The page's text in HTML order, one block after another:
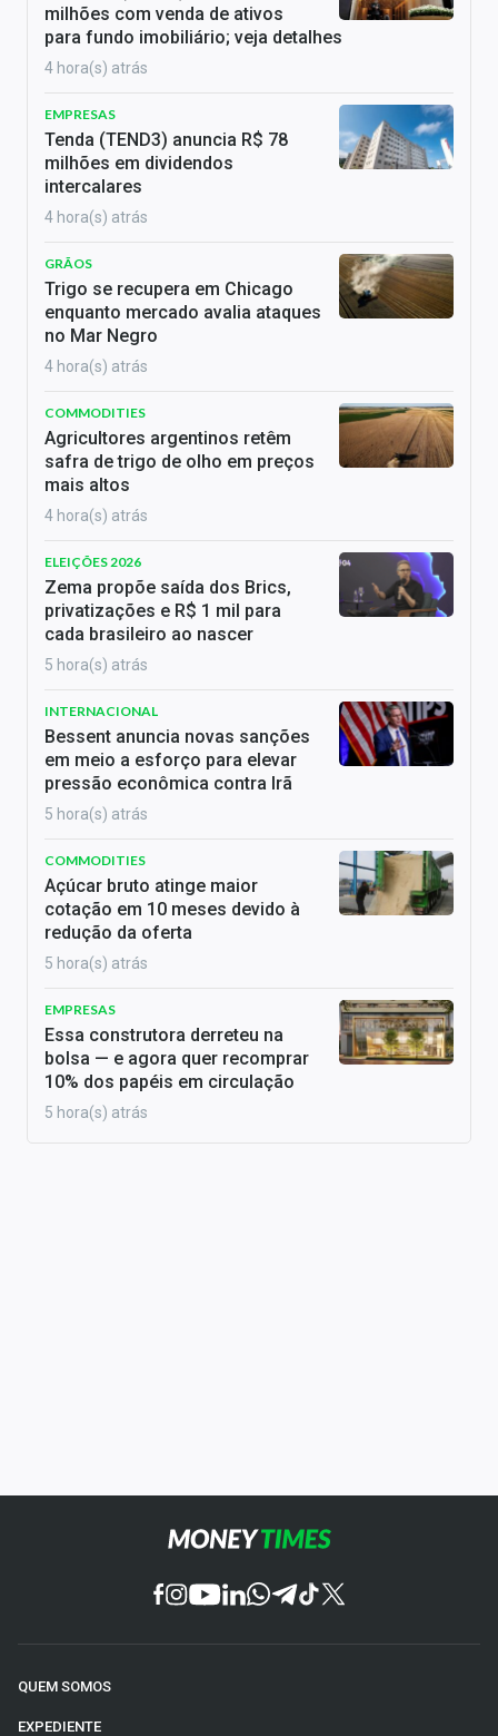
milhões com venda de ativos
para fundo imobiliário; veja detalhes
4 hora(s) atrás
EMPRESAS
Tenda (TEND3) anuncia R$ 78
milhões em dividendos
intercalares
4 hora(s) atrás
GRÃOS
Trigo se recupera em Chicago
enquanto mercado avalia ataques
no Mar Negro
4 hora(s) atrás
COMMODITIES
Agricultores argentinos retêm
safra de trigo de olho em preços
mais altos
4 hora(s) atrás
ELEIÇÕES 2026
Zema propõe saída dos Brics,
privatizações e R$ 1 mil para
cada brasileiro ao nascer
5 hora(s) atrás
INTERNACIONAL
Bessent anuncia novas sanções
em meio a esforço para elevar
pressão econômica contra Irã
5 hora(s) atrás
COMMODITIES
Açúcar bruto atinge maior
cotação em 10 meses devido à
redução da oferta
5 hora(s) atrás
EMPRESAS
Essa construtora derreteu na
bolsa — e agora quer recomprar
10% dos papéis em circulação
5 hora(s) atrás
QUEM SOMOS
EXPEDIENTE